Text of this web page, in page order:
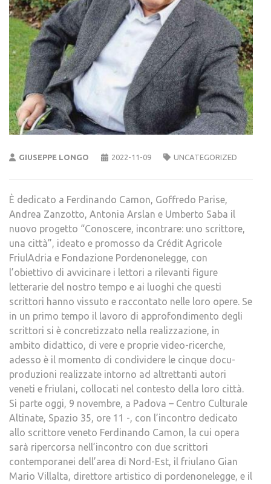
GIUSEPPE LONGO 2022-11-09 UNCATEGORIZED
È dedicato a Ferdinando Camon, Goffredo Parise,
Andrea Zanzotto, Antonia Arslan e Umberto Saba il
nuovo progetto “Conoscere, incontrare: uno scrittore,
una città”, ideato e promosso da Crédit Agricole
FriulAdria e Fondazione Pordenonelegge, con
l’obiettivo di avvicinare i lettori a rilevanti figure
letterarie del nostro tempo e ai luoghi che questi
scrittori hanno vissuto e raccontato nelle loro opere. Se
in un primo tempo il lavoro di approfondimento degli
scrittori si è concretizzato nella realizzazione, in
ambito didattico, di vere e proprie video-ricerche,
adesso è il momento di condividere le cinque docu-
produzioni realizzate intorno ad altrettanti autori
veneti e friulani, collocati nel contesto della loro città.
Si parte oggi, 9 novembre, a Padova – Centro Culturale
Altinate, Spazio 35, ore 11 -, con l’incontro dedicato
allo scrittore veneto Ferdinando Camon, la cui opera
sarà ripercorsa nell’incontro con due scrittori
contemporanei dell’area di Nord-Est, il friulano Gian
Mario Villalta, direttore artistico di pordenonelegge, e il